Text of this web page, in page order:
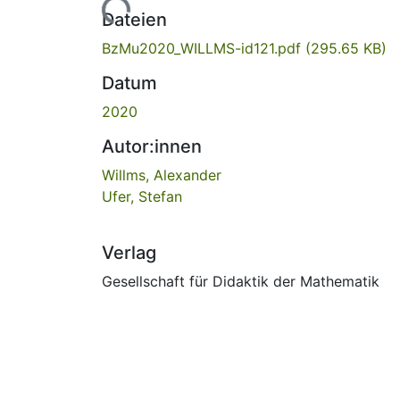
Lade...
Dateien
BzMu2020_WILLMS-id121.pdf (295.65 KB)
Datum
2020
Autor:innen
Willms, Alexander
Ufer, Stefan
Verlag
Gesellschaft für Didaktik der Mathematik